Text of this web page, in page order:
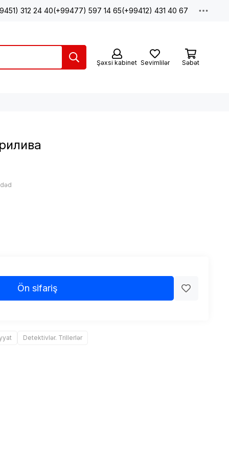
312 24 40(+99477) 597 14 65(+99412) 431 40 67
Şəxsi kabinet Sevimlilər Səbət
Ön sifariş
Detektivlər. Trillerlər